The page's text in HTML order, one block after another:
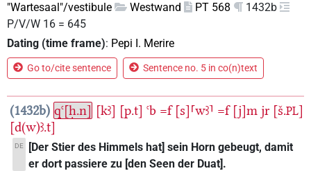
"Wartesaal"/vestibule
Westwand PT 568
1432b
P/V/W 16 = 645
Dating (time frame): Pepi I. Merire
Go to/cite sentence Sentence no. 5 in co(n)text
1432b qꜥ[ḥ.n] [kꜣ] [p.t] ꜥb =f [s]⸢wꜣ⸣ =f [j]m jr [š.PL]
[d(w)ꜣ.t]
DE
[Der Stier des Himmels hat] sein Horn gebeugt, damit
er dort passiere zu [den Seen der Duat].